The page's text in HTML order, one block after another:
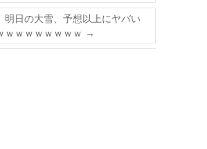
明日の大雪、予想以上にヤバい
ｗｗｗｗｗｗｗｗ →